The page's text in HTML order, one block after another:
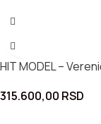
HIT MODEL –
315.600,00 RSD